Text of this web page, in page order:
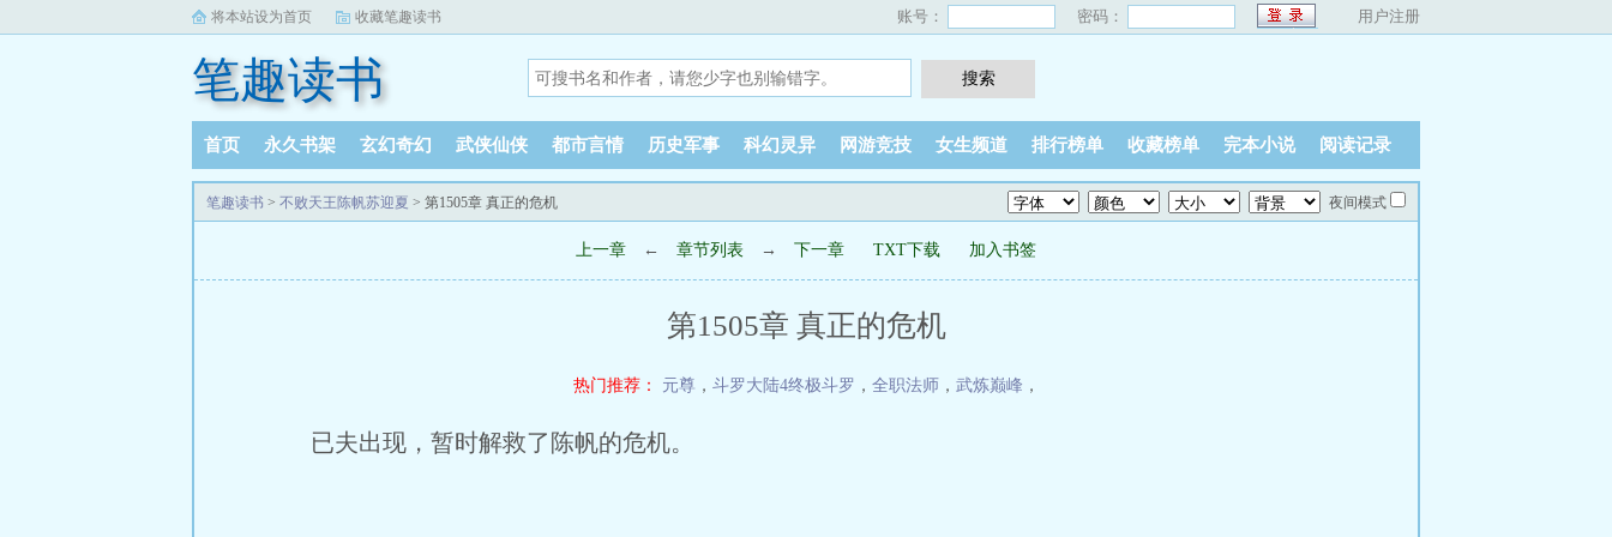
将本站设为首页 收藏笔趣读书 账号： 密码： 用户注册
笔趣读书
首页 永久书架 玄幻奇幻 武侠仙侠 都市言情 历史军事 科幻灵异 网游竞技 女生频道 排行榜单 收藏榜单 完本小说 阅读记录
笔趣读书 > 不败天王陈帆苏迎夏 > 第1505章 真正的危机 夜间模式
上一章 ← 章节列表 → 下一章 TXT下载 加入书签
第1505章 真正的危机
热门推荐： 元尊 ， 斗罗大陆4终极斗罗 ， 全职法师 ， 武炼巅峰 ，
已夫出现，暂时解救了陈帆的危机。